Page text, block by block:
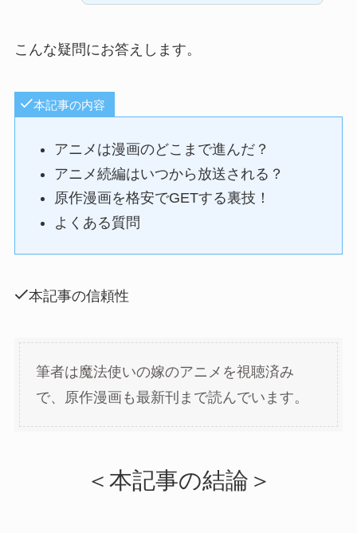
こんな疑問にお答えします。
本記事の内容
アニメは漫画のどこまで進んだ？
アニメ続編はいつから放送される？
原作漫画を格安でGETする裏技！
よくある質問
本記事の信頼性
筆者は魔法使いの嫁のアニメを視聴済み
で、原作漫画も最新刊まで読んでいます。
＜本記事の結論＞